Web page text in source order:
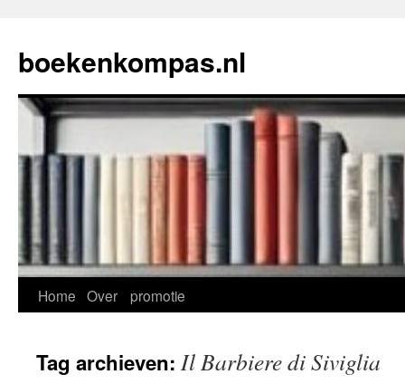
de
inhoud
boekenkompas.nl
Home Over promotie
Tag archieven: Il Barbiere di Siviglia